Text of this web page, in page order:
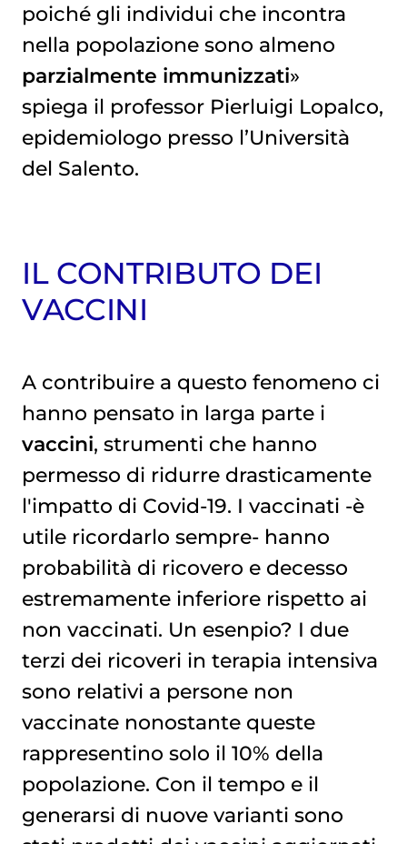
poiché gli individui che incontra
nella popolazione sono almeno
parzialmente immunizzati»
spiega il professor Pierluigi Lopalco,
epidemiologo presso l’Università
del Salento.
IL CONTRIBUTO DEI
VACCINI
A contribuire a questo fenomeno ci
hanno pensato in larga parte i
vaccini, strumenti che hanno
permesso di ridurre drasticamente
l'impatto di Covid-19. I vaccinati -è
utile ricordarlo sempre- hanno
probabilità di ricovero e decesso
estremamente inferiore rispetto ai
non vaccinati. Un esenpio? I due
terzi dei ricoveri in terapia intensiva
sono relativi a persone non
vaccinate nonostante queste
rappresentino solo il 10% della
popolazione. Con il tempo e il
generarsi di nuove varianti sono